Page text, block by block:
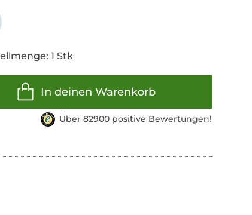
1 Stk
In deinen Warenkorb
Über 82900 positive Bewertungen!